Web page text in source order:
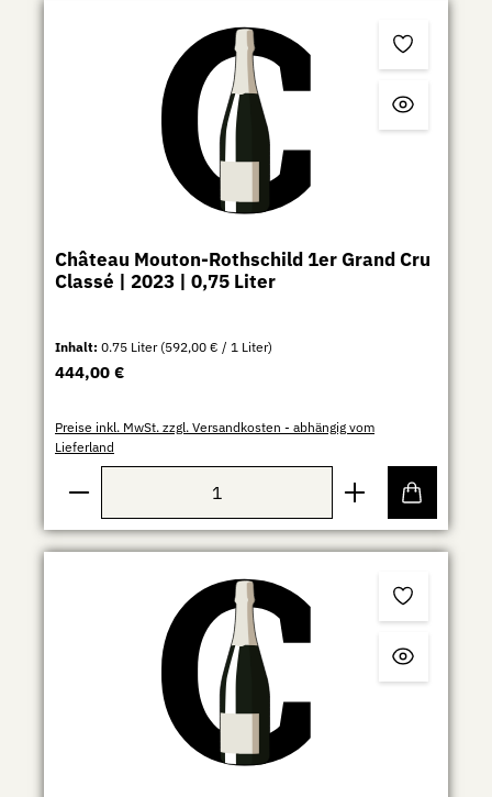
Château Mouton-Rothschild 1er Grand Cru
Classé | 2023 | 0,75 Liter
Inhalt:0.75 Liter (592,00 € / 1 Liter)
Regulärer Preis:
444,00 €
Preise inkl. MwSt. zzgl. Versandkosten - abhängig vom
Lieferland
Produkt Anzahl: Gib den gewünschten Wert ein